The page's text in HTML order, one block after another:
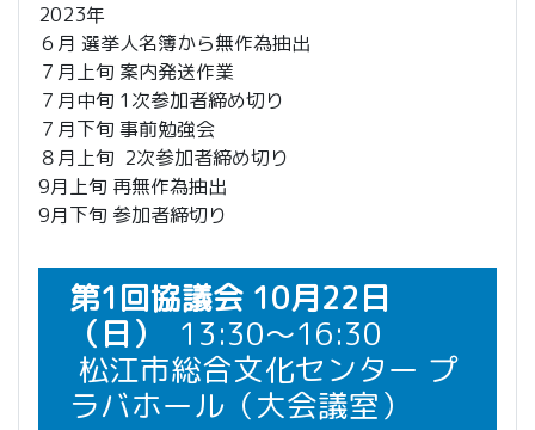
2023年
６月 選挙人名簿から無作為抽出
７月上旬 案内発送作業
７月中旬 1次参加者締め切り
７月下旬 事前勉強会
８月上旬 2次参加者締め切り
9月上旬 再無作為抽出
9月下旬 参加者締切り
第1回協議会 10月22日
（日） 13:30～16:30
松江市総合文化センター プ
ラバホール（大会議室）